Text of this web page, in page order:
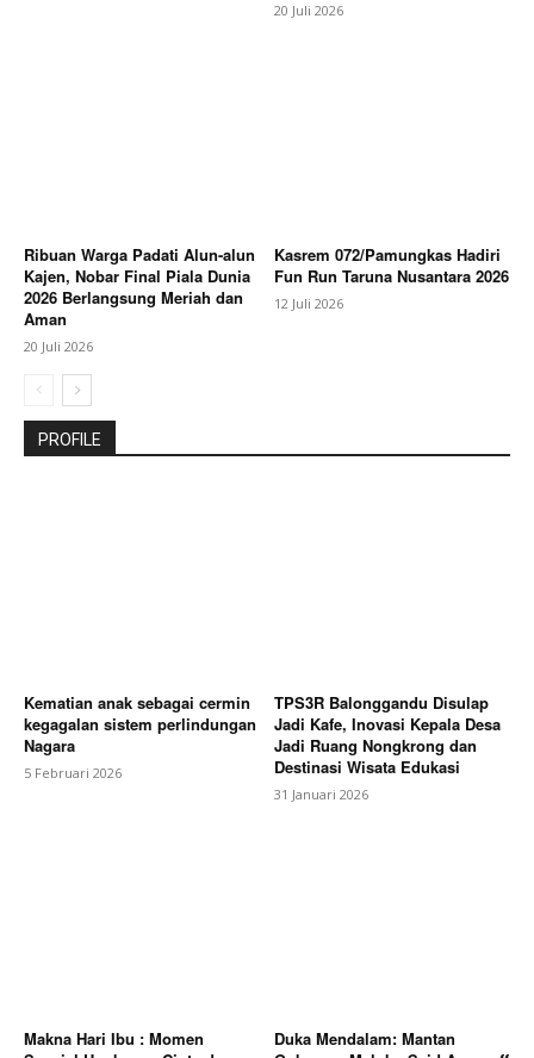
20 Juli 2026
Ribuan Warga Padati Alun-alun
Kajen, Nobar Final Piala Dunia
2026 Berlangsung Meriah dan
Aman
20 Juli 2026
Kasrem 072/Pamungkas Hadiri
Fun Run Taruna Nusantara 2026
12 Juli 2026
PROFILE
Kematian anak sebagai cermin
kegagalan sistem perlindungan
Nagara
5 Februari 2026
TPS3R Balonggandu Disulap
Jadi Kafe, Inovasi Kepala Desa
Jadi Ruang Nongkrong dan
Destinasi Wisata Edukasi
31 Januari 2026
Makna Hari Ibu : Momen
Duka Mendalam: Mantan